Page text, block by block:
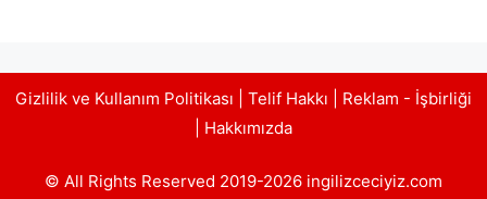
Gizlilik ve Kullanım Politikası Telif Hakkı
Reklam - İşbirliği
Hakkımızda
© All Rights Reserved 2019-2026 ingilizceciyiz.com